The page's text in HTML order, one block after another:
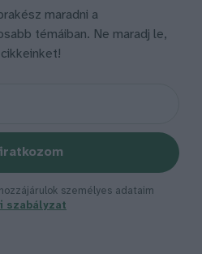
maradni a
témáiban. Ne maradj le,
személyes adataim
szabályzat